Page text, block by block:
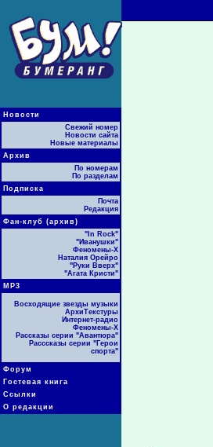
Новости
Свежий номер
Новости сайта
Новые материалы
Архив
По номерам
По разделам
Подписка
Почта
Редакция
Фан-клуб (архив)
"In Rock"
"Иванушки"
Феномены-Х
Наталия Орейро
"Руки Вверх"
"Агата Кристи"
МР3
Восходящие звезды музыки
АрхиТекстуры
Интернет-радио
Феномены-Х
Рассказы серии "Авантюра"
Расссказы серии "Герои
спорта"
Форум
Гостевая книга
Ссылки
О редакции